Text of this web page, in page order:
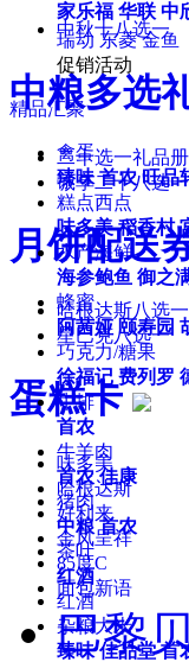
家乐福 华联 中
瑞动 东菱 金鱼
促销活动
精品汇聚
禽蛋
臻味 首农 旺品
糕点西点
味多美 稻香村
水产海鲜
海参鲍鱼 御之
蜂蜜
阿茜娅 颐寿园
巧克力/糖果
徐福记 费列罗
牛排
首农
牛羊肉
首农 佳康
猪肉
中粮 首农
茶叶
红酒
红酒
杂粮大米
臻味 佳品堂 首
中秋十八选一
中粮多选
二十选一礼品册
诚享二十八选
月饼配送
哈根达斯八选一
星巴克八选一
蛋糕卡
味多美
哈根达斯
好利来
金凤呈祥
85度C
面包新语
巴黎